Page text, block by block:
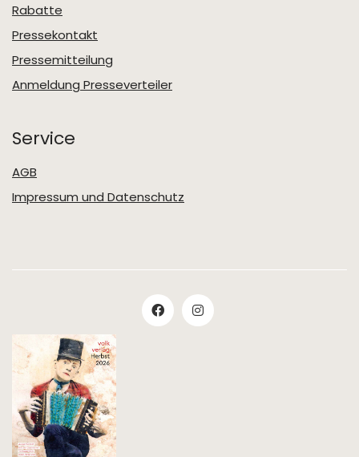
Rabatte
Pressekontakt
Pressemitteilung
Anmeldung Presseverteiler
Service
AGB
Impressum und Datenschutz